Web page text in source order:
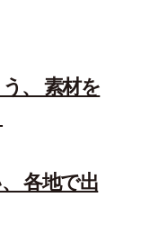
、 素材を
各地で出